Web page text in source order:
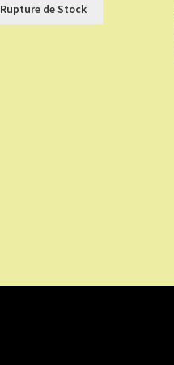
Rupture de Stock